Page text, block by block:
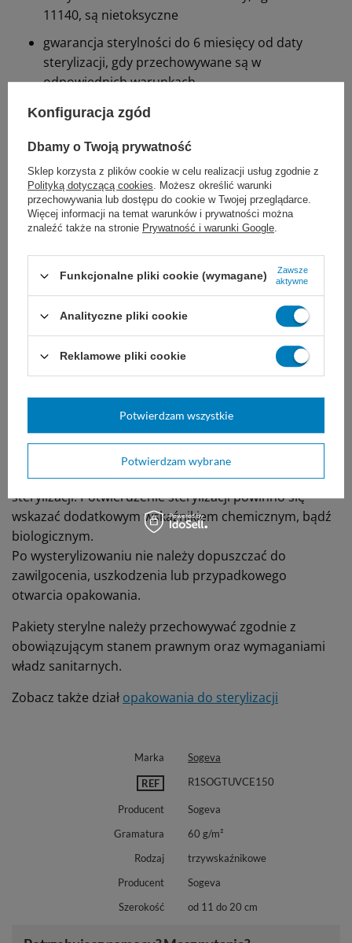
11140, są nietoksyczne
gwarancja sterylności do 6 miesięcy od daty
sterylizacji, gdy przechowywane są w
odpowiednich warunkach
Wyrób medyczny klasy I
Zmiana koloru:
para: z niebieskiego na zielony
tlenek etylenu: z różowego na pomarańczowy
formaldehyd: z zielonego na żółty
Sposób użycia torebek do sterylizacji:
Odciąć rękaw o odpowiednim wymiarze, a następne
zamknąć jego krawędzie przy użyciu zgrzewarki.
Narzędzia i przedmioty należy ostrożnie umieścić w
foliową do foliowej i papierową do papierowej.
Na torebkach nadrukowano kolorowy wskaźnik
chemiczny informujący wyłącznie o przeprowadzeniu
sterylizacji. Potwierdzenie sterylizacji powinno się
wskazać dodatkowym wskaźnikiem chemicznym, bądź
biologicznym.
Po wysterylizowaniu nie należy dopuszczać do
zawilgocenia, uszkodzenia lub przypadkowego
otwarcia opakowania.
Pakiety sterylne należy przechowywać zgodnie z
obowiązującym stanem prawnym oraz wymaganiami
władz sanitarnych.
Zobacz także dział opakowania do sterylizacji
Marka Sogeva
REF R1SOGTUVCE150
Producent
Sogeva
Gramatura
60 g/m²
Rodzaj
trzywskaźnikowe
Producent
Sogeva
Szerokość
od 11 do 20 cm
Konfiguracja zgód
Dbamy o Twoją prywatność
Sklep korzysta z plików cookie w celu realizacji usług zgodnie z
Polityką dotyczącą cookies. Możesz określić warunki
przechowywania lub dostępu do cookie w Twojej przeglądarce.
Więcej informacji na temat warunków i prywatności można
znaleźć także na stronie Prywatność i warunki Google.
Funkcjonalne pliki cookie (wymagane)
Zawsze
aktywne
Analityczne pliki cookie
Reklamowe pliki cookie
Potwierdzam wybrane
Potwierdzam wszystkie